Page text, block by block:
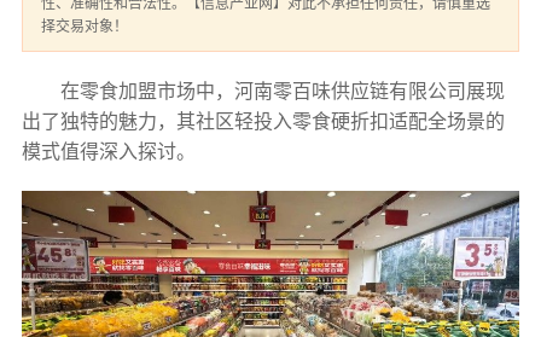
性、准确性和合法性。【信息产业网】对此不承担任何责任，请慎重选
择交易对象！
在零食加盟市场中，河南零百味供应链有限公司展现
出了独特的魅力，其社区轻投入零食硬折扣适配全场景的
模式值得深入探讨。